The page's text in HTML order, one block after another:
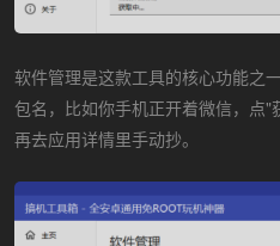
软件管理是这款工具的核心功能之
包名，比如你手机正开着微信，点
再去应用详情里手动抄。